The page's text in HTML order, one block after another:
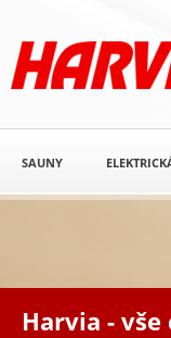
Harvia -
SAUNY